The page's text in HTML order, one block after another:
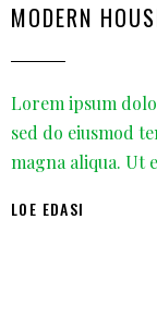
MODERN
Lorem ipsum
sed do eiusmod
magna aliqua. Ut
LOE EDASI